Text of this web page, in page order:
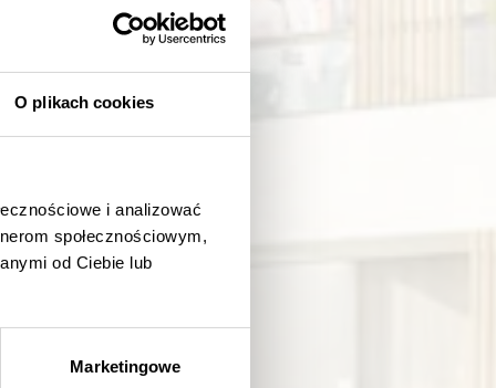
O plikach cookies
i analizować
społecznościowym,
od Ciebie lub
Marketingowe